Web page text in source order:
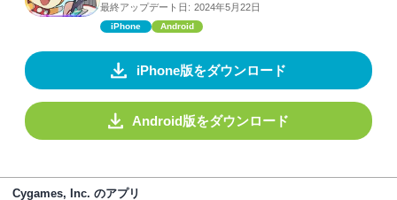
最終アップデート日: 2024年5月22日
iPhone Android
iPhone版をダウンロード
Android版をダウンロード
Cygames, Inc. のアプリ